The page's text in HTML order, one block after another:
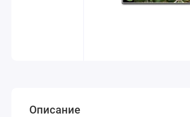
Описание